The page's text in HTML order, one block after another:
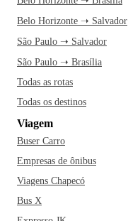
Belo Horizonte ➝ Salvador
São Paulo ➝ Salvador
São Paulo ➝ Brasília
Todas as rotas
Todas os destinos
Viagem
Buser Carro
Empresas de ônibus
Viagens Chapecó
Bus X